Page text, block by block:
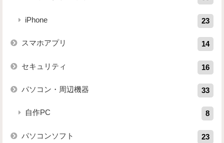
iPhone 23
スマホアプリ 14
セキュリティ 16
パソコン・周辺機器 33
自作PC 8
パソコンソフト 23